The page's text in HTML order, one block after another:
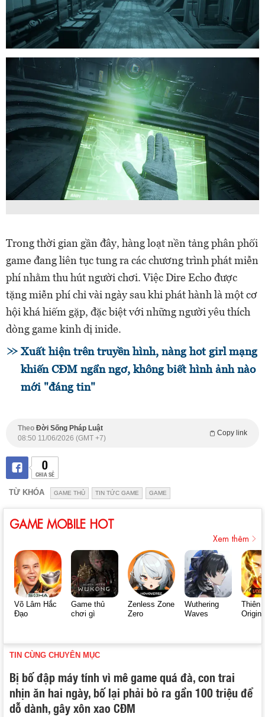
Trong thời gian gần đây, hàng loạt nền tảng phân phối
game đang liên tục tung ra các chương trình phát miễn
phí nhằm thu hút người chơi. Việc Dire Echo được
tặng miễn phí chỉ vài ngày sau khi phát hành là một cơ
hội khá hiếm gặp, đặc biệt với những người yêu thích
dòng game kinh dị inide.
Xuất hiện trên truyền hình, nàng hot girl mạng
khiến CĐM ngẩn ngơ, không biết hình ảnh nào
mới "đáng tin"
Theo Đời Sống Pháp Luật
Copy link
08:50 11/06/2026 (GMT +7)
0
CHIA SẺ
TỪ KHÓA GAME THỦ TIN TỨC GAME GAME
GAME MOBILE HOT
Xem thêm
Võ Lâm Hắc
Đạo
Game thủ
chơi gì
Zenless Zone
Zero
Wuthering
Waves
Thiên
Origin
TIN CÙNG CHUYÊN MỤC
Bị bố đập máy tính vì mê game quá đà, con trai
nhịn ăn hai ngày, bố lại phải bỏ ra gần 100 triệu để
dỗ dành, gây xôn xao CĐM